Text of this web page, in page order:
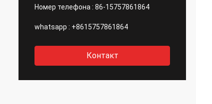
Номер телефона : 86-15757861864
whatsapp : +8615757861864
Контакт